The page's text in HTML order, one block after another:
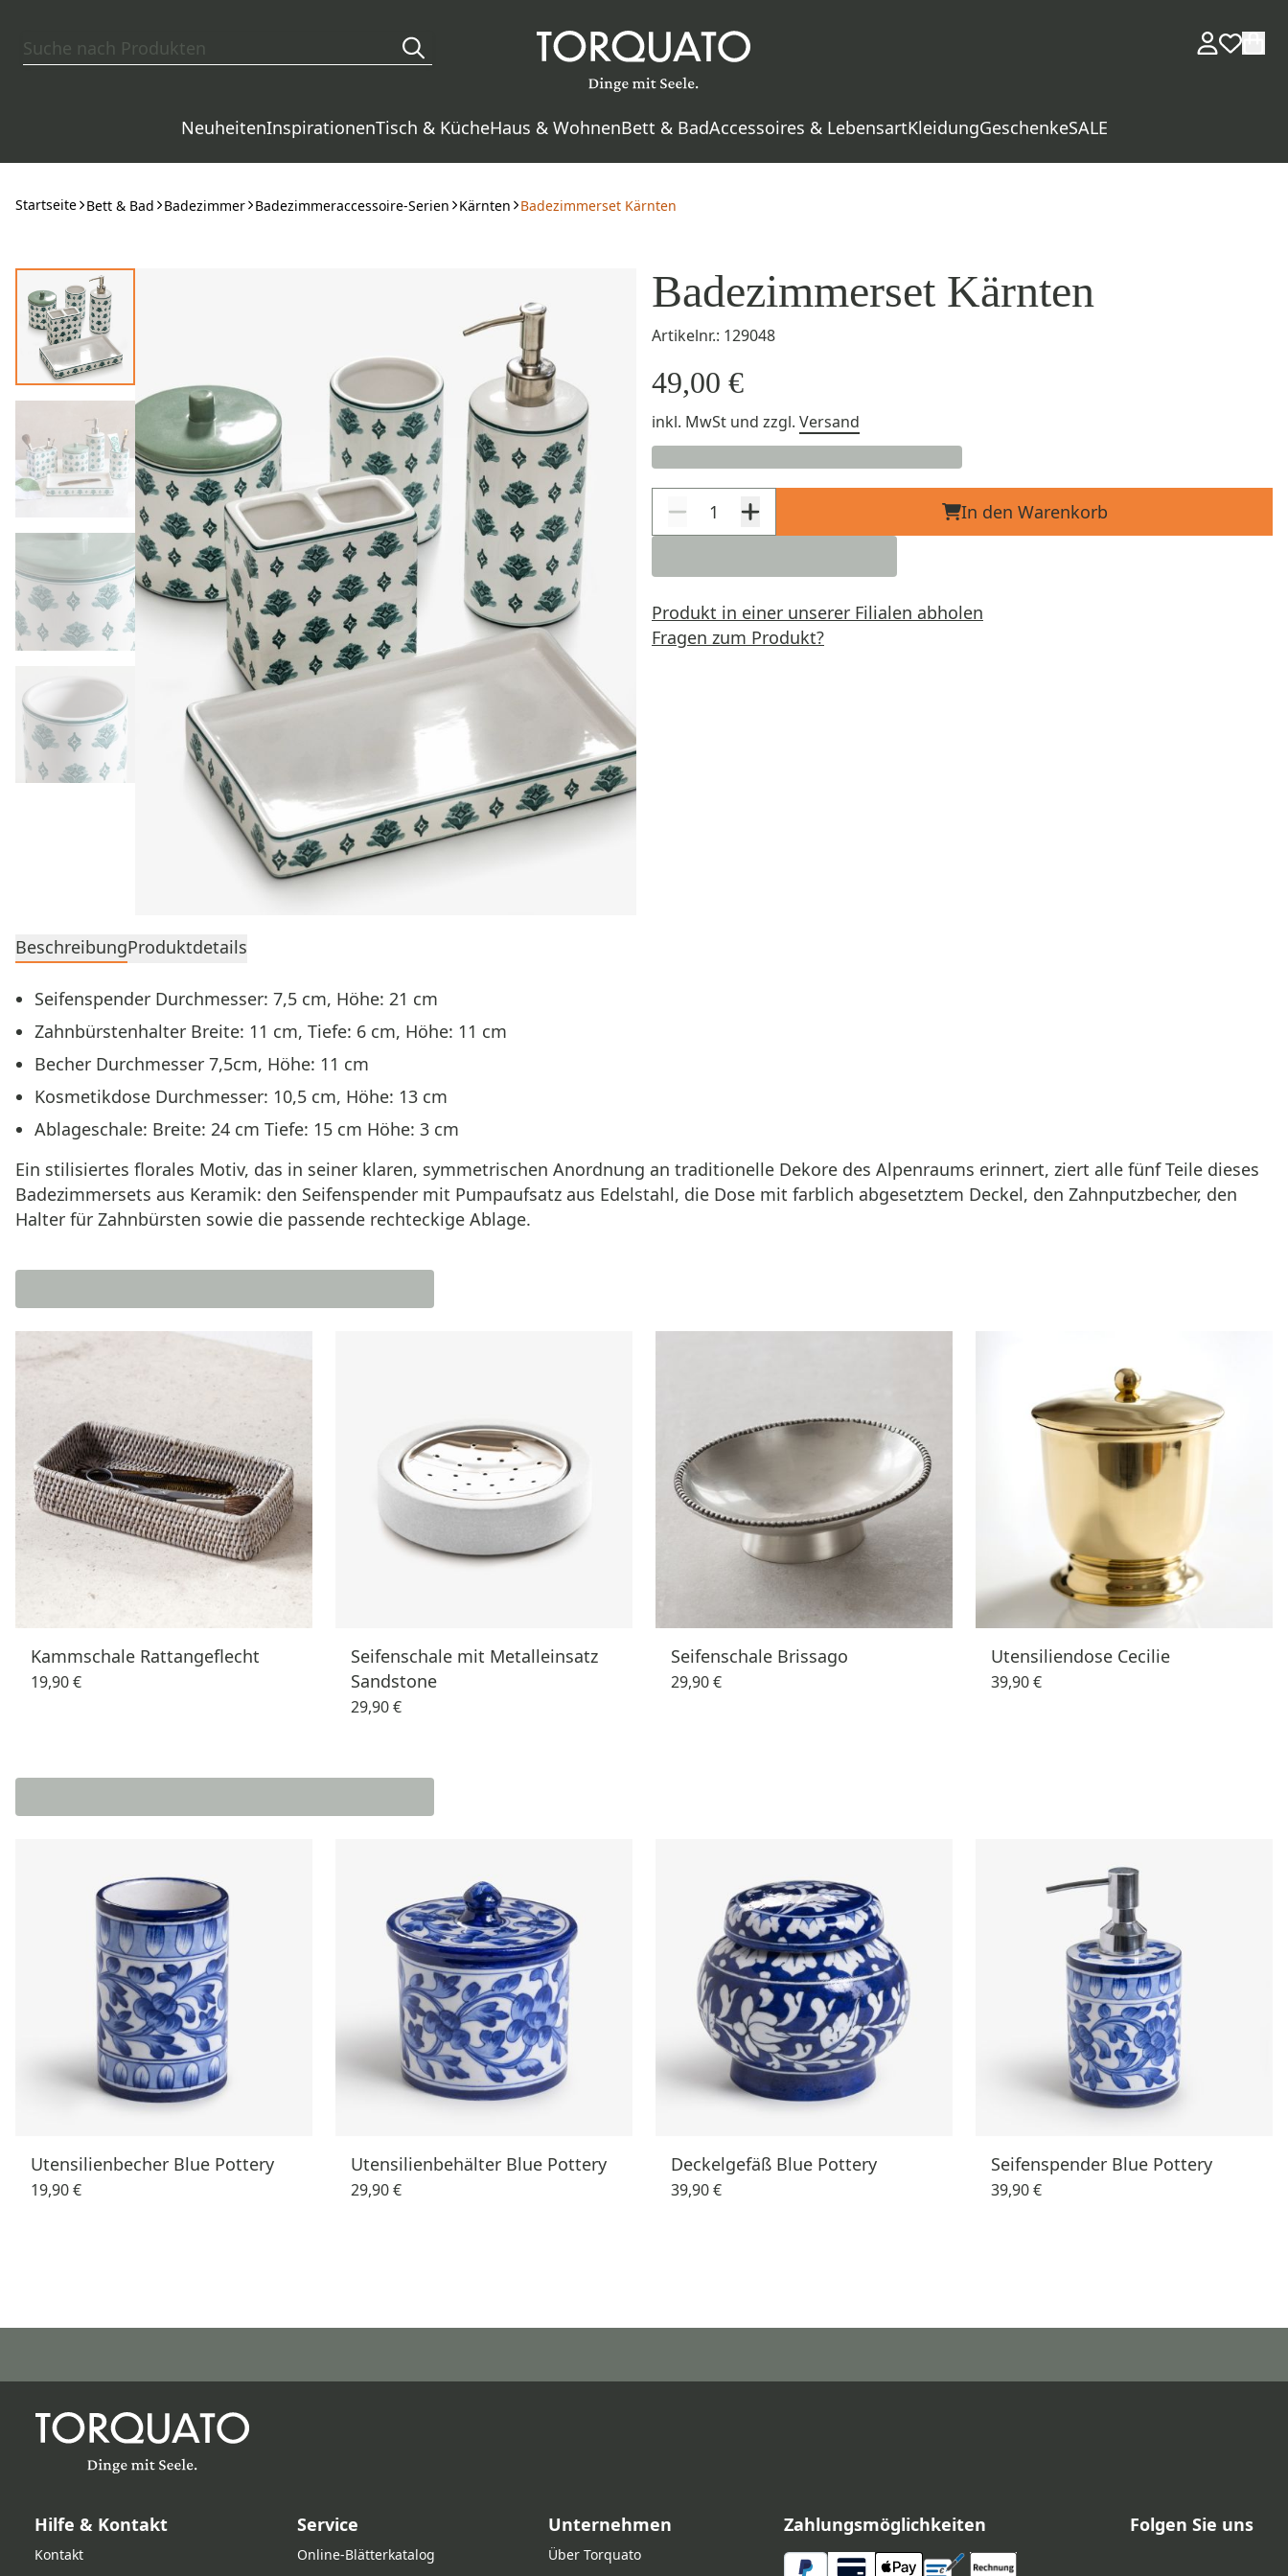
NeuheitenInspirationenTisch & KücheHaus & WohnenBett & BadAccessoires & LebensartKleidungGeschenkeSALE
Startseite Bett & Bad Badezimmer Badezimmeraccessoire-Serien Kärnten Badezimmerset Kärnten
Badezimmerset Kärnten
Artikelnr.: 129048
49,00 €
inkl. MwSt und zzgl. Versand
In den Warenkorb
Produkt in einer unserer Filialen abholen
Fragen zum Produkt?
BeschreibungProduktdetails
Seifenspender Durchmesser: 7,5 cm, Höhe: 21 cm
Zahnbürstenhalter Breite: 11 cm, Tiefe: 6 cm, Höhe: 11 cm
Becher Durchmesser 7,5cm, Höhe: 11 cm
Kosmetikdose Durchmesser: 10,5 cm, Höhe: 13 cm
Ablageschale: Breite: 24 cm Tiefe: 15 cm Höhe: 3 cm
Ein stilisiertes florales Motiv, das in seiner klaren, symmetrischen Anordnung an traditionelle Dekore des Alpenraums erinnert, ziert alle fünf Teile dieses
Badezimmersets aus Keramik: den Seifenspender mit Pumpaufsatz aus Edelstahl, die Dose mit farblich abgesetztem Deckel, den Zahnputzbecher, den
Halter für Zahnbürsten sowie die passende rechteckige Ablage.
Kammschale Rattangeflecht
19,90 €
Seifenschale mit Metalleinsatz
Sandstone
29,90 €
Seifenschale Brissago
29,90 €
Utensiliendose Cecilie
39,90 €
Utensilienbecher Blue Pottery
19,90 €
Utensilienbehälter Blue Pottery
29,90 €
Deckelgefäß Blue Pottery
39,90 €
Seifenspender Blue Pottery
39,90 €
Hilfe & Kontakt
Kontakt
Service
Online‑Blätterkatalog
Unternehmen
Über Torquato
Zahlungsmöglichkeiten Folgen Sie uns